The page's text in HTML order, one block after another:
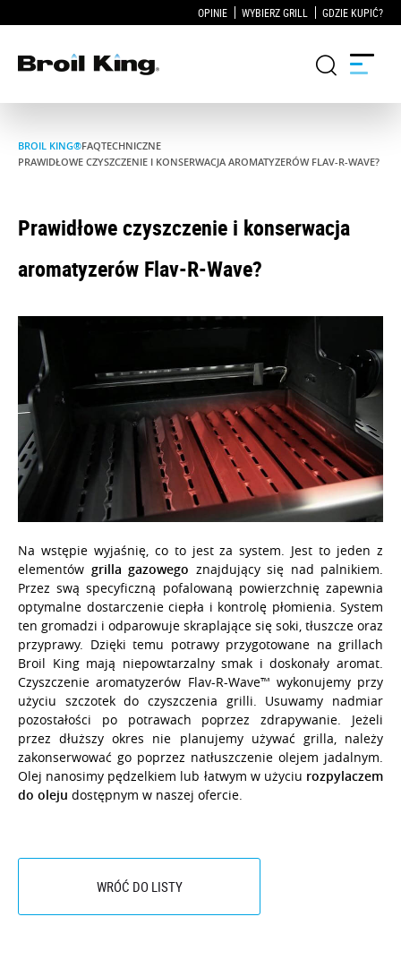
OPINIE WYBIERZ GRILL GDZIE KUPIĆ?
Grille
Akcesoria do grillowania
Przepisy
WSPARCIE
O NAS
BROIL KING®FAQTECHNICZNE
PRAWIDŁOWE CZYSZCZENIE I KONSERWACJA AROMATYZERÓW FLAV-R-WAVE?
Prawidłowe czyszczenie i konserwacja
aromatyzerów Flav-R-Wave?
Na wstępie wyjaśnię, co to jest za system. Jest to jeden z
elementów grilla gazowego znajdujący się nad palnikiem.
Przez swą specyficzną pofalowaną powierzchnię zapewnia
optymalne dostarczenie ciepła i kontrolę płomienia. System
ten gromadzi i odparowuje skraplające się soki, tłuszcze oraz
przyprawy. Dzięki temu potrawy przygotowane na grillach
Broil King mają niepowtarzalny smak i doskonały aromat.
Czyszczenie aromatyzerów Flav-R-Wave™ wykonujemy przy
użyciu szczotek do czyszczenia grilli. Usuwamy nadmiar
pozostałości po potrawach poprzez zdrapywanie. Jeżeli
przez dłuższy okres nie planujemy używać grilla, należy
zakonserwować go poprzez natłuszczenie olejem jadalnym.
Olej nanosimy pędzelkiem lub łatwym w użyciu rozpylaczem
do oleju dostępnym w naszej ofercie.
WRÓĆ DO LISTY